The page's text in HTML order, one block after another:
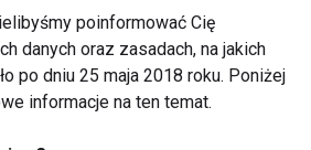
zwyczaje żywieniowe.
fastfoody i niezdrowe
oraz słodycze. Posiłki
wspólnie, bawcie się w
poinformować Cię
danych oraz zasadach, na jakich
po dniu 25 maja 2018 roku. Poniżej
informacje na ten temat.